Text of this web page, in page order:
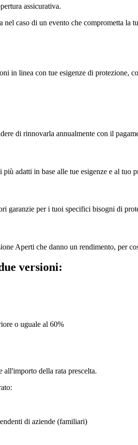
assicurativa.
caso di un evento che comprometta
in linea con tue esigenze di protezione,
di rinnovarla annualmente con il
adatti in base alle tue esigenze e al tuo
garanzie per i tuoi specifici bisogni di
Aperti che danno un rendimento, per
versioni:
o uguale al 60%
all'importo della rata prescelta.
di aziende (familiari)